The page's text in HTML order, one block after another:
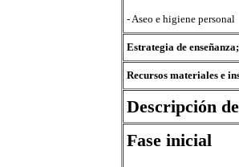
- Aseo e higiene personal
Estrategia de enseñanza;
Recursos materiales e
Descripción
Fase inicial